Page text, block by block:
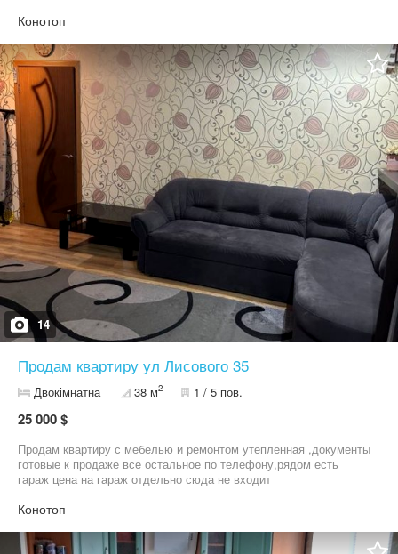
Конотоп
14
Продам квартиру ул Лисового 35
Двокімнатна 38 м2 1 / 5 пов.
25 000 $
Продам квартиру с мебелью и ремонтом утепленная ,документы
готовые к продаже все остальное по телефону,рядом есть
гараж цена на гараж отдельно сюда не входит
Конотоп